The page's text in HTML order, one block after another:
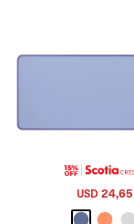
USD 24,65